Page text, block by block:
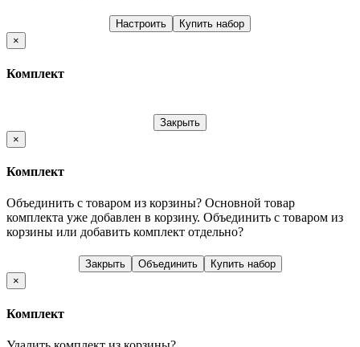
Настроить
Купить набор
×
Комплект
Закрыть
×
Комплект
Объединить с товаром из корзины? Основной товар
комплекта уже добавлен в корзину. Объединить с товаром из
корзины или добавить комплект отдельно?
Закрыть Объединить
Купить набор
×
Комплект